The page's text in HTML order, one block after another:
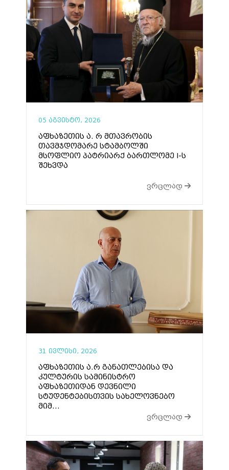
05 აგვისტო, 2026
აფხაზეთის ა. რ მთავრობის
თავმჯდომარე სტამბოლში
მსოფლიო პატრიარქ ბართლომე I-ს
შეხვდა
ვრცლად
31 ივლისი, 2026
აფხაზეთის ა.რ განათლებისა და
კულტურის სამინისტრო
აფხაზეთიდან დევნილი
სტუდენტებისთვის სახელოვნებო
მიმ...
ვრცლად